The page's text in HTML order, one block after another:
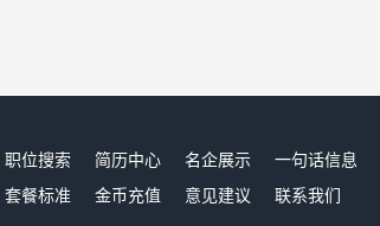
职位搜索 简历中心 名企展示 一句话信息
套餐标准
金币充值 意见建议 联系我们